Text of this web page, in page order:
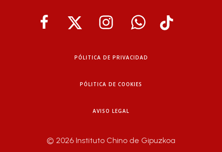
PÓLITICA DE PRIVACIDAD
PÓLITICA DE COOKIES
AVISO LEGAL
© 2026 Instituto Chino de Gipuzkoa